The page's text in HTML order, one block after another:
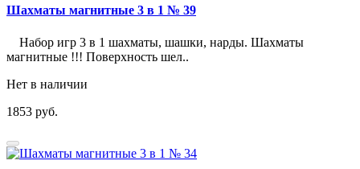
Шахматы магнитные 3 в 1 № 39
Набор игр 3 в 1 шахматы, шашки, нарды. Шахматы
магнитные !!! Поверхность шел..
Нет в наличии
1853 руб.